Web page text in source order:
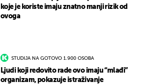
koje je koriste imaju znatno manji rizik od
ovoga
STUDIJA NA GOTOVO 1.900 OSOBA
Ljudi koji redovito rade ovo imaju “mlađi”
organizam, pokazuje istraživanje